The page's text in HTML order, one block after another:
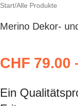
Start/Alle Produkte
Merino Dekor-
CHF 79.00
Ein